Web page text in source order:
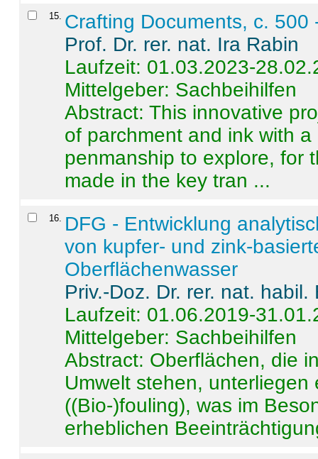
15 Crafting Documents, c. 500
Prof. Dr. rer. nat. Ira Rabin
Laufzeit: 01.03.2023-
Mittelgeber: Sachbeihilfen
Abstract:This innovative
of parchment and ink with
penmanship to explore, for
made in the key tran ...
16
DFG - Entwicklung
von kupfer- und zink-
Oberflächenwasser
Priv.-Doz. Dr. rer. nat.
Laufzeit: 01.06.2019-
Mittelgeber: Sachbeihilfen
Abstract: Oberflächen, die
Umwelt stehen,
((Bio-)fouling), was im
erheblichen